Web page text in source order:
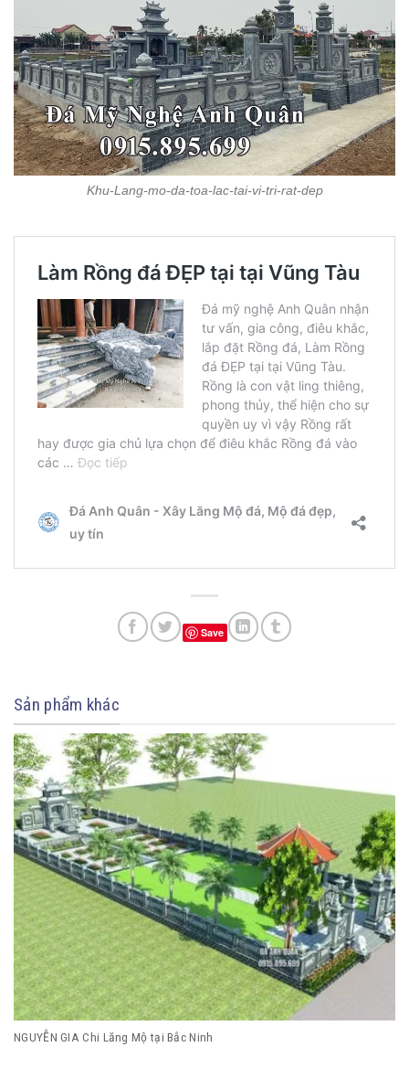
Khu-Lang-mo-da-toa-lac-tai-vi-tri-rat-dep
Save
Sản phẩm khác
NGUYỄN GIA Chi Lăng Mộ tại Bắc Ninh